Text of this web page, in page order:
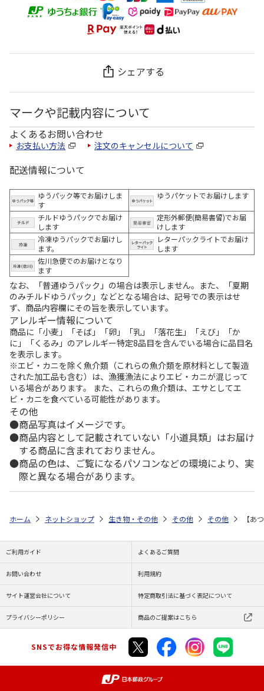
シェアする
マークや記載内容について
よくあるお問い合わせ
お支払い方法 注文のキャンセルについて
配送情報について
ゆうパック等でお届けしま
す
ゆうパケットでお届けします
チルドゆうパックでお届け
します
定形外郵便(簡易書留)でお届
けします
冷凍ゆうパックでお届けし
ます。
レターパックライトでお届け
します
佐川急便でのお届けとなり
ます
なお、「普通ゆうパック」の場合は表示しません。また、「夏期
のみチルドゆうパック」などとなる場合は、記号での表示はせ
ず、商品内容欄にその旨を表示しています。
アレルギー情報について
商品に「小麦」「そば」「卵」「乳」「落花生」「えび」「か
に」「くるみ」のアレルギー特定8品目を含んでいる場合に品目名
を表示します。
※エビ・カニを除く魚介類（これらの魚介類を原材料として製造
された加工品も含む）は、漁獲漁法によりエビ・カニが混じって
いる場合があります。 また、これらの魚介類は、エサとしてエ
ビ・カニを食べている可能性があります。
その他
商品写真はイメージです。
商品内容として記載されていない「小道具類」はお届け
する商品に含まれておりません。
商品の色は、ご覧になるパソコンなどの環境により、実
際と異なる場合があります。
ホーム ネットショップ 生き物・その他 その他 その他 【あ
ご利用ガイド よくあるご質問
お問い合わせ 利用規約
サイト運営会社について 特定商取引法に基づく表記について
プライバシーポリシー 商品のご提案はこちら
SNSでお得な情報発信中